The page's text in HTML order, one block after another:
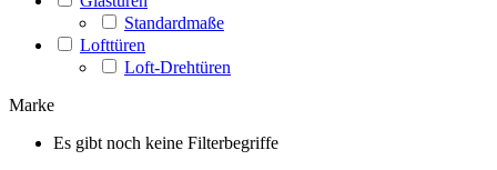
Standardmaße
Lofttüren
Loft-Drehtüren
Marke
Es gibt noch keine Filterbegriffe